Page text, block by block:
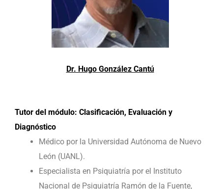
Dr. Hugo González Cantú
Tutor del módulo: Clasificación, Evaluación y
Diagnóstico
Médico por la Universidad Autónoma de Nuevo
León (UANL).
Especialista en Psiquiatría por el Instituto
Nacional de Psiquiatría Ramón de la Fuente,